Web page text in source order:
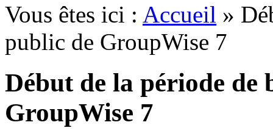
Vous êtes ici : Accueil »
public de GroupWise 7
Début de la période de
GroupWise 7